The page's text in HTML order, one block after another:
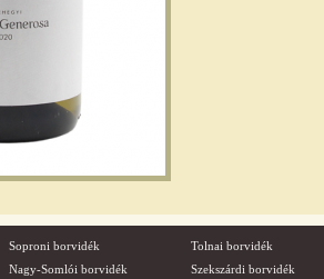
Soproni borvidék
Nagy-Somlói borvidék
Tolnai borvidék
Szekszárdi borvidék